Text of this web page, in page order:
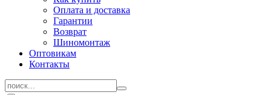
Оплата и доставка
Гарантии
Возврат
Шиномонтаж
Оптовикам
Контакты